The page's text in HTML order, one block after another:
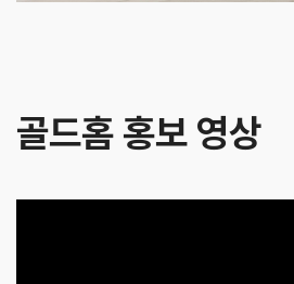
골드홈 홍보 영상